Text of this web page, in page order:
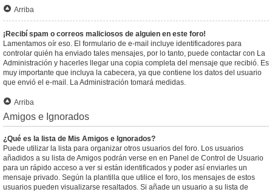
Arriba
¡Recibí spam o correos maliciosos de alguien en este foro!
Lamentamos oír eso. El formulario de e-mail incluye identificadores para
controlar quién ha enviado tales mensajes, por lo tanto, puede contactar con La
Administración y hacerles llegar una copia completa del mensaje que recibió. Es
muy importante que incluya la cabecera, ya que contiene los datos del usuario
que envió el e-mail. La Administración tomará medidas.
Arriba
Amigos e Ignorados
¿Qué es la lista de Mis Amigos e Ignorados?
Puede utilizar la lista para organizar otros usuarios del foro. Los usuarios
añadidos a su lista de Amigos podrán verse en en Panel de Control de Usuario
para un rápido acceso a ver si están identificados y poder así enviarles un
mensaje privado. Según la plantilla que utilice el foro, los mensajes de estos
usuarios pueden visualizarse resaltados. Si añade un usuario a su lista de